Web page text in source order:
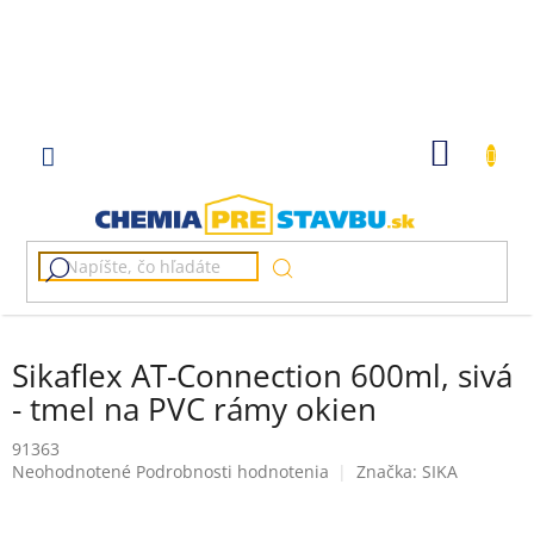
Sikaflex AT-Connection 600ml, sivá
- tmel na PVC rámy okien
91363
Priemerné
Neohodnotené Podrobnosti hodnotenia Značka: SIKA